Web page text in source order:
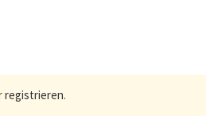
registrieren.